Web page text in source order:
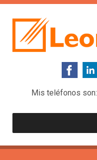
Mis teléfonos son: